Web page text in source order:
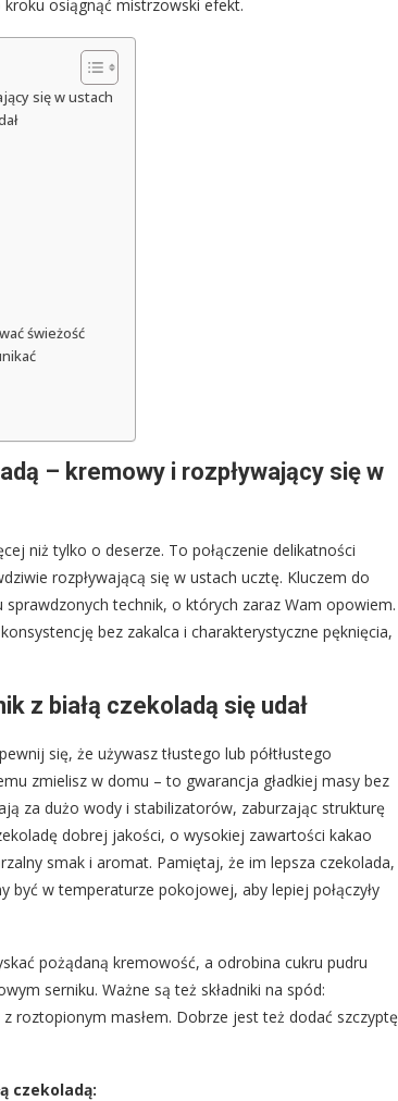
osiągnąć mistrzowski efekt.
się w ustach
świeżość
– kremowy i rozpływający się w
niż tylko o deserze. To połączenie delikatności
rozpływającą się w ustach ucztę. Kluczem do
technik, o których zaraz Wam opowiem.
bez zakalca i charakterystyczne pęknięcia,
z białą czekoladą się udał
się, że używasz tłustego lub półtłustego
zmielisz w domu – to gwarancja gładkiej masy bez
za dużo wody i stabilizatorów, zaburzając strukturę
dobrej jakości, o wysokiej zawartości kakao
smak i aromat. Pamiętaj, że im lepsza czekolada,
w temperaturze pokojowej, aby lepiej połączyły
pożądaną kremowość, a odrobina cukru pudru
serniku. Ważne są też składniki na spód:
roztopionym masłem. Dobrze jest też dodać szczyptę
czekoladą: